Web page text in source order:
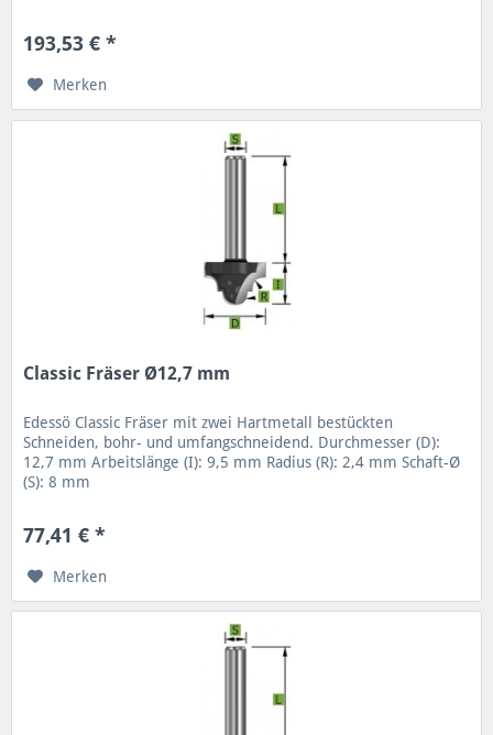
193,53 € *
Merken
Classic Fräser Ø12,7 mm
Edessö Classic Fräser mit zwei Hartmetall bestückten
Schneiden, bohr- und umfangschneidend. Durchmesser (D):
12,7 mm Arbeitslänge (I): 9,5 mm Radius (R): 2,4 mm Schaft-Ø
(S): 8 mm
77,41 € *
Merken